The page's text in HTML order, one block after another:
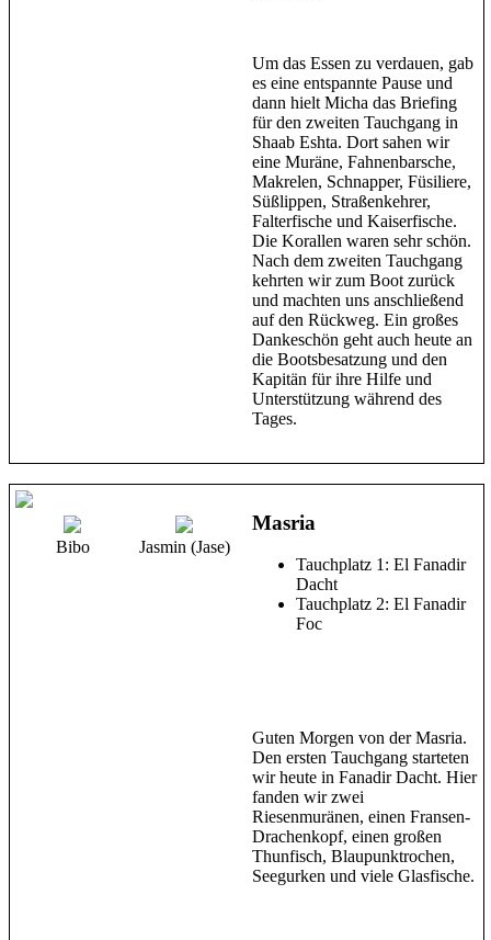
Um das Essen zu verdauen, gab
es eine entspannte Pause und
dann hielt Micha das Briefing
für den zweiten Tauchgang in
Shaab Eshta. Dort sahen wir
eine Muräne, Fahnenbarsche,
Makrelen, Schnapper, Füsiliere,
Süßlippen, Straßenkehrer,
Falterfische und Kaiserfische.
Die Korallen waren sehr schön.
Nach dem zweiten Tauchgang
kehrten wir zum Boot zurück
und machten uns anschließend
auf den Rückweg. Ein großes
Dankeschön geht auch heute an
die Bootsbesatzung und den
Kapitän für ihre Hilfe und
Unterstützung während des
Tages.
Bibo Jasmin (Jase)
Masria
Tauchplatz 1: El Fanadir
Dacht
Tauchplatz 2: El Fanadir
Foc
Guten Morgen von der Masria.
Den ersten Tauchgang starteten
wir heute in Fanadir Dacht. Hier
fanden wir zwei
Riesenmuränen, einen Fransen-
Drachenkopf, einen großen
Thunfisch, Blaupunktrochen,
Seegurken und viele Glasfische.